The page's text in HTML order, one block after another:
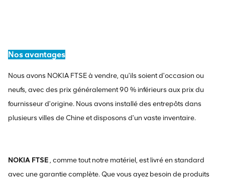
Nos avantages
Nous avons NOKIA FTSE à vendre, qu'ils soient d'occasion ou
neufs, avec des prix généralement 90 % inférieurs aux prix du
fournisseur d'origine. Nous avons installé des entrepôts dans
plusieurs villes de Chine et disposons d'un vaste inventaire.
NOKIA FTSE, comme tout notre matériel, est livré en standard
avec une garantie complète. Que vous ayez besoin de produits